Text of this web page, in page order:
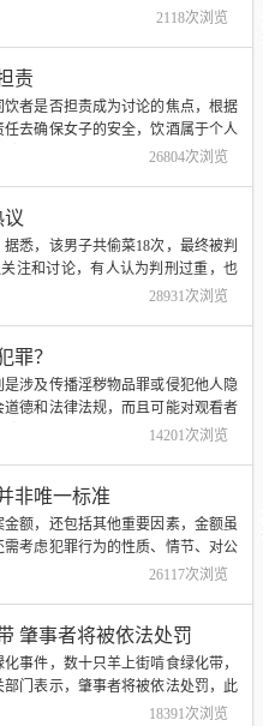
共同营造一个尊重他人、和谐共处
2118次浏览
责
者是否担责成为讨论的焦点，根据
去确保女子的安全，饮酒属于个人
非有证据表明同饮者存在明显的过
26804次浏览
议
悉，该男子共偷菜18次，最终被判
注和讨论，有人认为判刑过重，也
会公正，事件提醒人们要尊重他人
28931次浏览
罪？
涉及传播淫秽物品罪或侵犯他人隐
德和法律法规，而且可能对观看者
视频都是不被允许的，应该受到法
14201次浏览
非唯一标准
额，还包括其他重要因素，金额虽
考虑犯罪行为的性质、情节、对公
等因素，对于销售假药的行为，量
26117次浏览
肇事者将被依法处罚
事件，数十只羊上街啃食绿化带，
门表示，肇事者将被依法处罚，此
，共同维护城市生态环境。...
18391次浏览